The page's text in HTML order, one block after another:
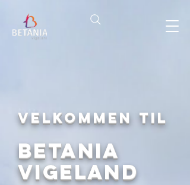
Velkommen til
Betania
Vigeland